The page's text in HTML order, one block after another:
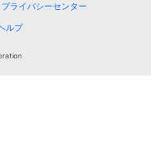
プライバシーセンター
ルプ